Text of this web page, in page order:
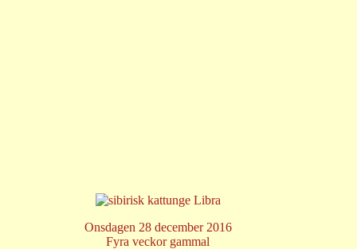
Onsdagen 28 december 2016
Fyra veckor gammal